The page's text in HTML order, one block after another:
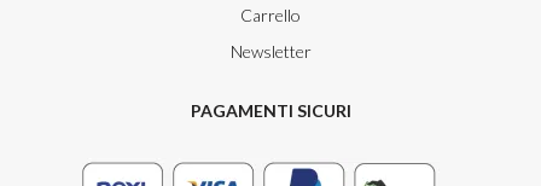
Carrello
Newsletter
PAGAMENTI SICURI